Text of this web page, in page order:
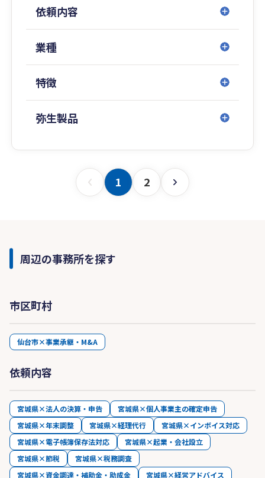
依頼内容
業種
特徴
弥生製品
1 2
周辺の事務所を探す
市区町村
仙台市×事業承継・M&A
依頼内容
宮城県×法人の決算・申告
宮城県×個人事業主の確定申告
宮城県×年末調整
宮城県×経理代行
宮城県×インボイス対応
宮城県×電子帳簿保存法対応
宮城県×起業・会社設立
宮城県×節税
宮城県×税務調査
宮城県×資金調達・補助金・助成金
宮城県×経営アドバイス